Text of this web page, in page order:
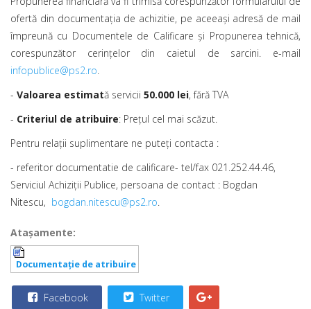
ofertă din documentaţia de achizitie, pe aceeaşi adresă de mail
împreună cu Documentele de Calificare şi Propunerea tehnică,
corespunzător cerinţelor din caietul de sarcini. e-mail
infopublice@ps2.ro.
- Valoarea estimată servicii 50.000 lei, fără TVA
- Criteriul de atribuire: Preţul cel mai scăzut.
Pentru relaţii suplimentare ne puteţi contacta :
- referitor documentatie de calificare- tel/fax 021.252.44.46,
Serviciul Achiziţii Publice, persoana de contact : Bogdan
Nitescu, bogdan.nitescu@ps2.ro.
Ataşamente:
Documentaţie de atribuire
Facebook Twitter